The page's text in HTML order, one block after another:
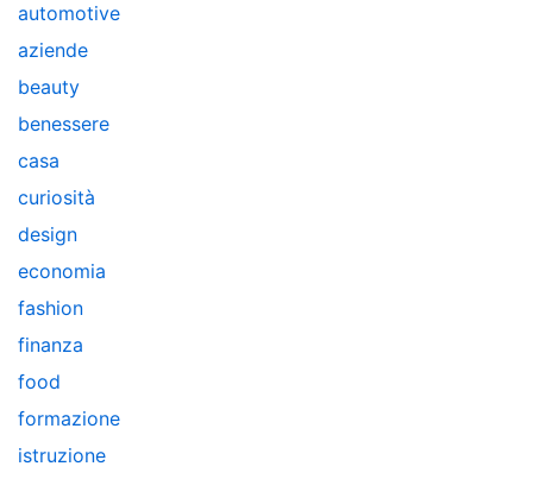
automotive
aziende
beauty
benessere
casa
curiosità
design
economia
fashion
finanza
food
formazione
istruzione